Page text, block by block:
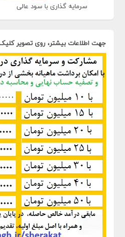
سرمایه گذاری با سود عالی
جهت اطلاعات بیشتر، روی تصویر